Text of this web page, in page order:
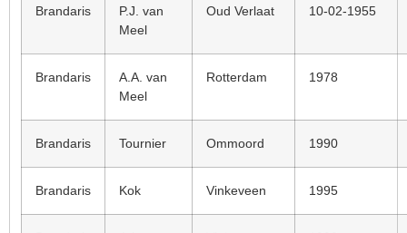
Brandaris
P.J. van
Meel
Oud Verlaat 10-02-1955
Brandaris
A.A. van
Meel
Rotterdam 1978
Brandaris Tournier Ommoord 1990
Brandaris Kok Vinkeveen 1995